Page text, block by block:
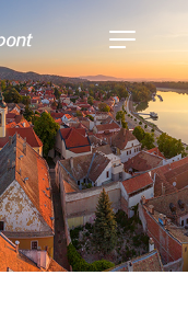
Navigáció
kinyitása